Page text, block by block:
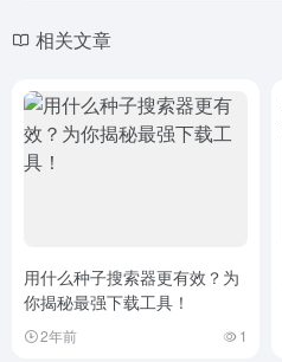
相关文章
用什么种子搜索器更有效？为
你揭秘最强下载工具！
2年前 1